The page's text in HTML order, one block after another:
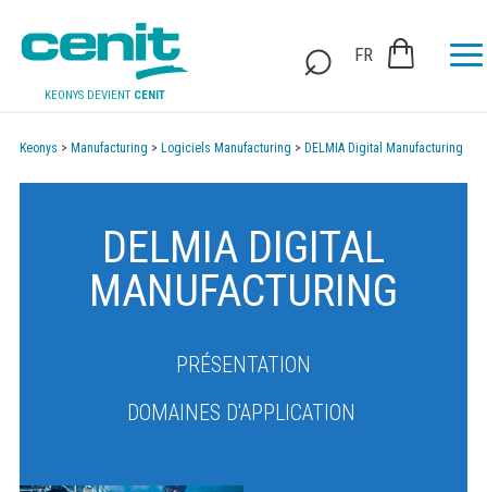
KEONYS DEVIENT CENIT
FR
Keonys > Manufacturing > Logiciels Manufacturing > DELMIA Digital Manufacturing
DELMIA DIGITAL
MANUFACTURING
PRÉSENTATION
DOMAINES D'APPLICATION